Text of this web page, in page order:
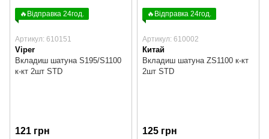
🔥Відправка 24год.
Артикул: 610151
Viper
Вкладиш шатуна S195/S1100
к-кт 2шт STD
121 грн
🔥Відправка 24год.
Артикул: 610002
Китай
Вкладиш шатуна ZS1100 к-кт
2шт STD
125 грн